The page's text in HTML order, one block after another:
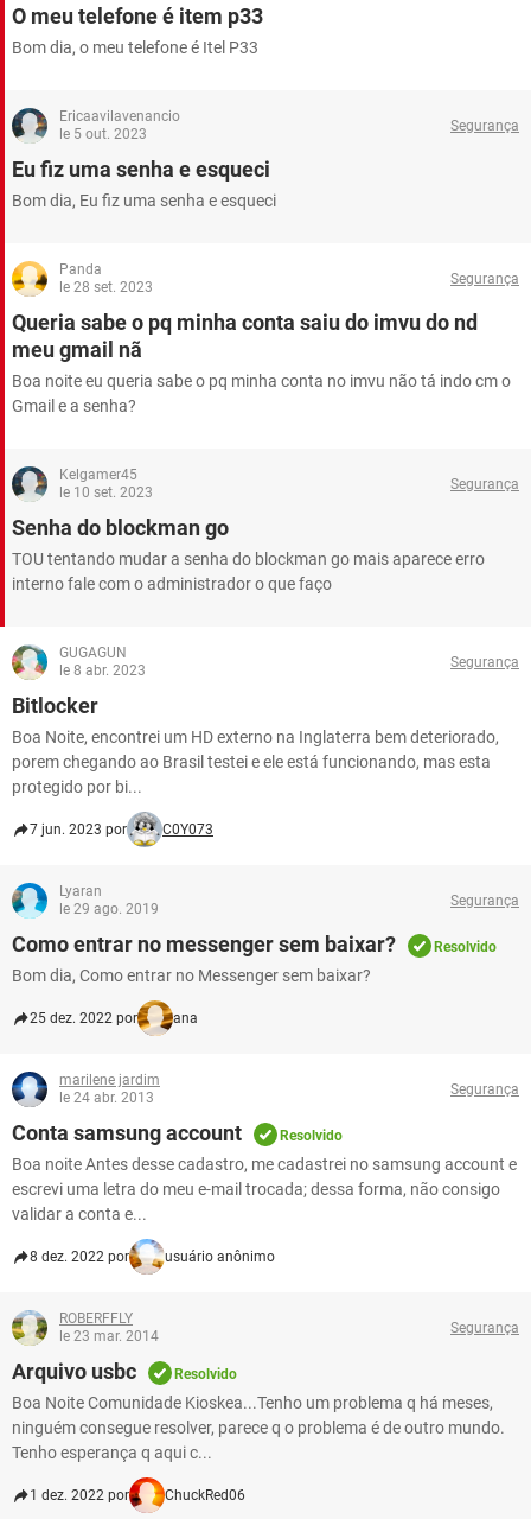
GUIA DE COMPRAS
O meu telefone é item p33
Bom dia, o meu telefone é Itel P33
Ericaavilavenancio
le 5 out. 2023
Segurança
Eu fiz uma senha e esqueci
Bom dia, Eu fiz uma senha e esqueci
Panda
le 28 set. 2023
Segurança
Queria sabe o pq minha conta saiu do imvu do nd
meu gmail nã
Boa noite eu queria sabe o pq minha conta no imvu não tá indo cm o
Gmail e a senha?
Kelgamer45
le 10 set. 2023
Segurança
Senha do blockman go
TOU tentando mudar a senha do blockman go mais aparece erro
interno fale com o administrador o que faço
GUGAGUN
le 8 abr. 2023
Segurança
Bitlocker
Boa Noite, encontrei um HD externo na Inglaterra bem deteriorado,
porem chegando ao Brasil testei e ele está funcionando, mas esta
protegido por bi...
7 jun. 2023 por C0Y073
Lyaran
le 29 ago. 2019
Segurança
Como entrar no messenger sem baixar? Resolvido
Bom dia, Como entrar no Messenger sem baixar?
25 dez. 2022 por ana
marilene jardim
le 24 abr. 2013
Segurança
Conta samsung account Resolvido
Boa noite Antes desse cadastro, me cadastrei no samsung account e
escrevi uma letra do meu e-mail trocada; dessa forma, não consigo
validar a conta e...
8 dez. 2022 por usuário anônimo
ROBERFFLY
le 23 mar. 2014
Segurança
Arquivo usbc Resolvido
Boa Noite Comunidade Kioskea...Tenho um problema q há meses,
ninguém consegue resolver, parece q o problema é de outro mundo.
Tenho esperança q aqui c...
1 dez. 2022 por ChuckRed06